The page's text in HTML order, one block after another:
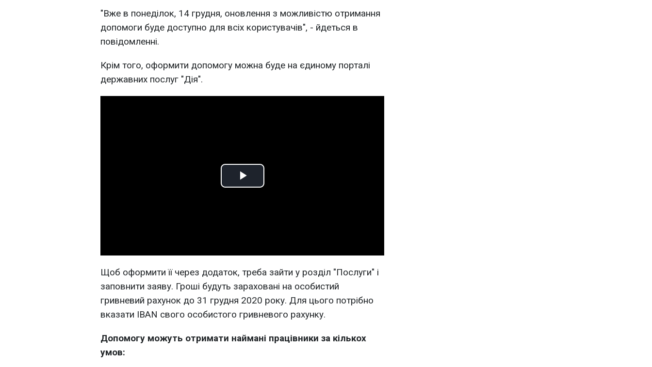
"Вже в понеділок, 14 грудня, оновлення з можливістю отримання
допомоги буде доступно для всіх користувачів", - йдеться в
повідомленні.
Крім того, оформити допомогу можна буде на єдиному порталі
державних послуг "Дія".
Play
Щоб оформити її через додаток, треба зайти у розділ "Послуги" і
заповнити заяву. Гроші будуть зараховані на особистий
гривневий рахунок до 31 грудня 2020 року. Для цього потрібно
вказати IBAN свого особистого гривневого рахунку.
Допомогу можуть отримати наймані працівники за кількох
умов: